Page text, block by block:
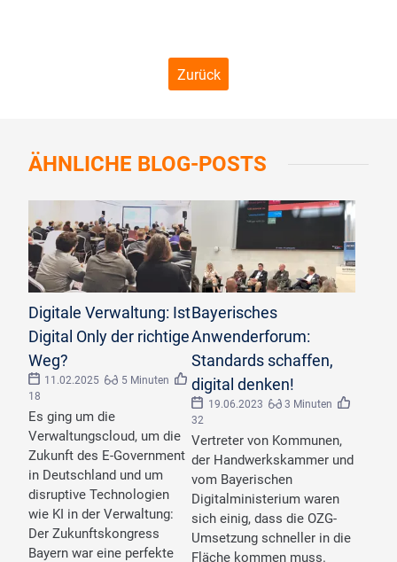
Zurück
ÄHNLICHE BLOG-POSTS
Digitale Verwaltung: Ist
Digital Only der richtige
Weg?
11.02.2025
5 Minuten
18
Es ging um die
Verwaltungscloud, um die
Zukunft des E-Government
in Deutschland und um
disruptive Technologien
wie KI in der Verwaltung:
Der Zukunftskongress
Bayern war eine perfekte
Bayerisches
Anwenderforum:
Standards schaffen,
digital denken!
19.06.2023
3 Minuten
32
Vertreter von Kommunen,
der Handwerkskammer und
vom Bayerischen
Digitalministerium waren
sich einig, dass die OZG-
Umsetzung schneller in die
Fläche kommen muss.